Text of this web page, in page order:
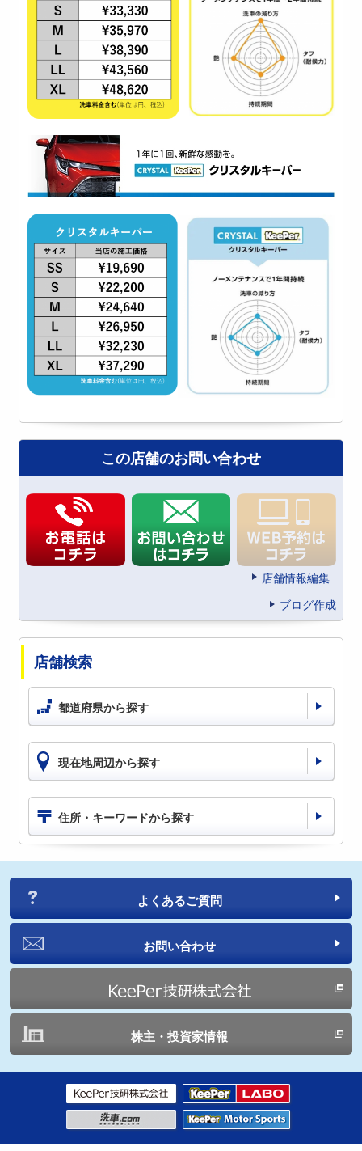
この店舗のお問い合わせ
店舗情報編集
ブログ作成
店舗検索
都道府県から探す
現在地周辺から探す
住所・キーワードから探す
よくあるご質問
お問い合わせ
株主・投資家情報